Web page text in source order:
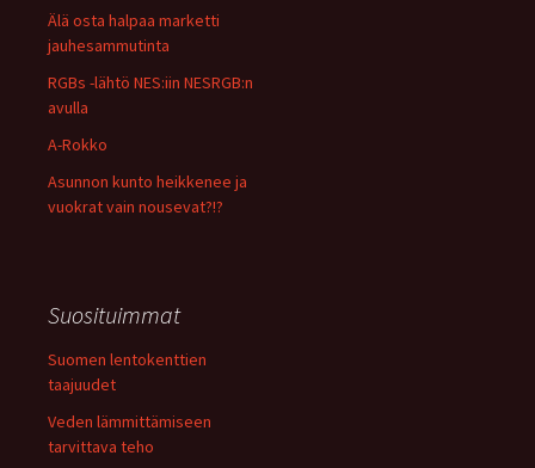
Älä osta halpaa marketti
jauhesammutinta
RGBs -lähtö NES:iin NESRGB:n
avulla
A-Rokko
Asunnon kunto heikkenee ja
vuokrat vain nousevat?!?
Suosituimmat
Suomen lentokenttien
taajuudet
Veden lämmittämiseen
tarvittava teho